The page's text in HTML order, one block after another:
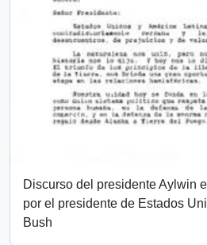
Discurso del presidente Aylwin
por el presidente de Estados
Bush